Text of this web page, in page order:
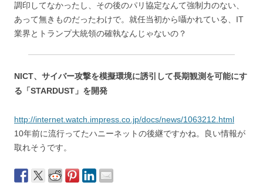
調印してなかったし、その後のパリ協定なんて強制力のない、
あって無きものだったわけで。就任当初から囁かれている、IT
業界とトランプ大統領の確執なんじゃないの？
NICT、サイバー攻撃を模擬環境に誘引して長期観測を可能にす
る「STARDUST」を開発
http://internet.watch.impress.co.jp/docs/news/1063212.html
10年前に流行ってたハニーネットの後継ですかね。良い情報が
取れそうです。